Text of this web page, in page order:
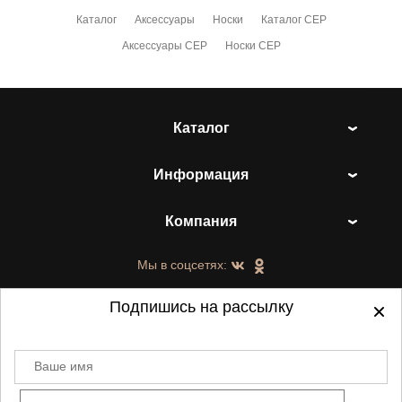
Каталог Аксессуары Носки Каталог CEP
Аксессуары CEP Носки CEP
Каталог
Информация
Компания
Мы в соцсетях:
©2021-2026 - ShoesTown.ru - все права
Подпишись на рассылку
Ваше имя